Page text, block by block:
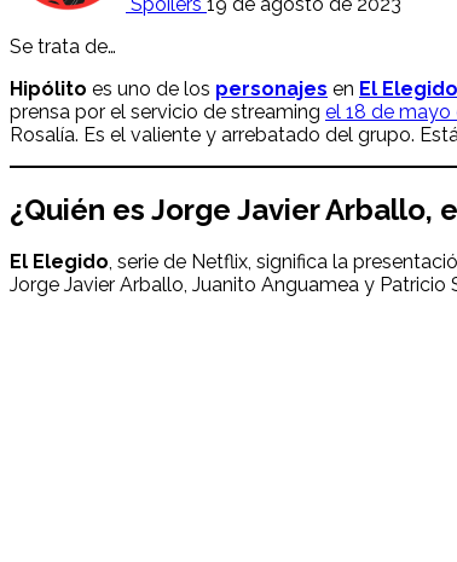
Se trata de…
Hipólito es uno de los personajes en El Elegido
prensa por el servicio de streaming el 18 de mayo
Rosalía. Es el valiente y arrebatado del grupo.
¿Quién es Jorge Javier Arballo,
El Elegido, serie de Netflix, significa la
Jorge Javier Arballo, Juanito Anguamea y Patricio